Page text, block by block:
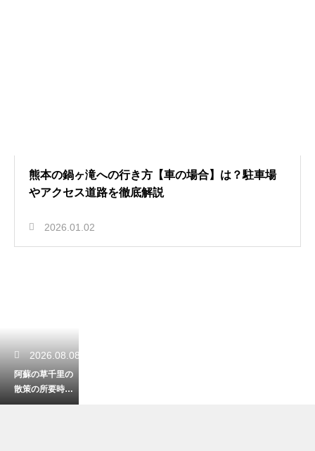
熊本の鍋ヶ滝への行き方【車の場合】は？駐車場
やアクセス道路を徹底解説
2026.01.02
2026.08.08
阿蘇の草千里の
散策の所要時間
は？雄大な草原